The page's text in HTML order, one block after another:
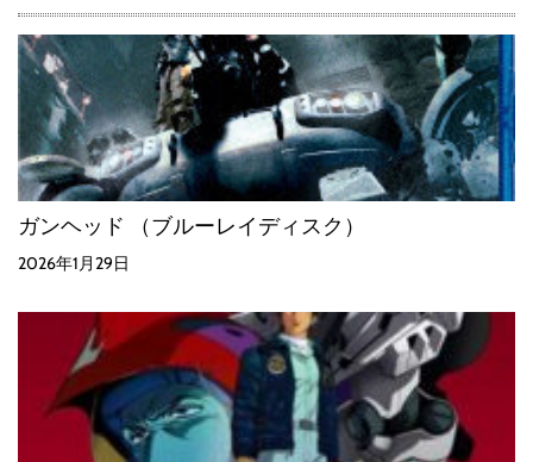
ガンヘッド （ブルーレイディスク）
2026年1月29日